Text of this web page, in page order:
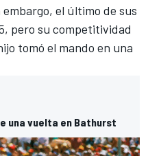
el último de sus
pero su competitividad
tomó el mando en una
una vuelta en Bathurst